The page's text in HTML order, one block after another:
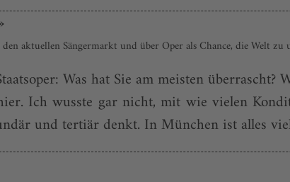
aktuellen Sängermarkt und über Oper als Chance, die Welt zu
Was hat Sie am meisten überrascht?
Ich wusste gar nicht, mit wie vielen
und tertiär denkt. In München ist alles